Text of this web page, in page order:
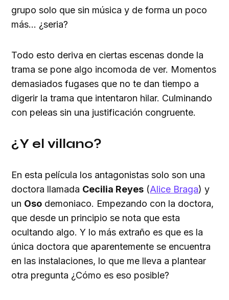
grupo solo que sin música y de forma un poco
más... ¿seria?
Todo esto deriva en ciertas escenas donde la
trama se pone algo incomoda de ver. Momentos
demasiados fugases que no te dan tiempo a
digerir la trama que intentaron hilar. Culminando
con peleas sin una justificación congruente.
¿Y el villano?
En esta película los antagonistas solo son una
doctora llamada Cecilia Reyes (Alice Braga) y
un Oso demoniaco. Empezando con la doctora,
que desde un principio se nota que esta
ocultando algo. Y lo más extraño es que es la
única doctora que aparentemente se encuentra
en las instalaciones, lo que me lleva a plantear
otra pregunta ¿Cómo es eso posible?